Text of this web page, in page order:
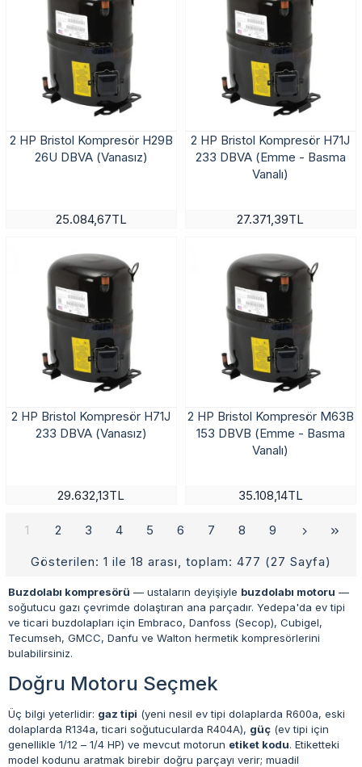
Buzdolabı kompresörü — ustaların deyişiyle buzdolabı motoru —
soğutucu gazı çevrimde dolaştıran ana parçadır. Yedepa'da ev tipi
ve ticari buzdolapları için Embraco, Danfoss (Secop), Cubigel,
Tecumseh, GMCC, Danfu ve Walton hermetik kompresörlerini
bulabilirsiniz.
Doğru Motoru Seçmek
Üç bilgi yeterlidir: gaz tipi (yeni nesil ev tipi dolaplarda R600a, eski
dolaplarda R134a, ticari soğutucularda R404A), güç (ev tipi için
genellikle 1/12 – 1/4 HP) ve mevcut motorun etiket kodu. Etiketteki
model kodunu aratmak birebir doğru parçayı verir; muadil
2 HP Bristol Kompresör H29B
26U DBVA (Vanasız)
25.084,67TL
2 HP Bristol Kompresör H71J
233 DBVA (Emme - Basma
Vanalı)
27.371,39TL
2 HP Bristol Kompresör H71J
233 DBVA (Vanasız)
29.632,13TL
2 HP Bristol Kompresör M63B
153 DBVB (Emme - Basma
Vanalı)
35.108,14TL
1 2 3 4 5 6 7 8 9
Gösterilen: 1 ile 18 arası, toplam: 477 (27 Sayfa)